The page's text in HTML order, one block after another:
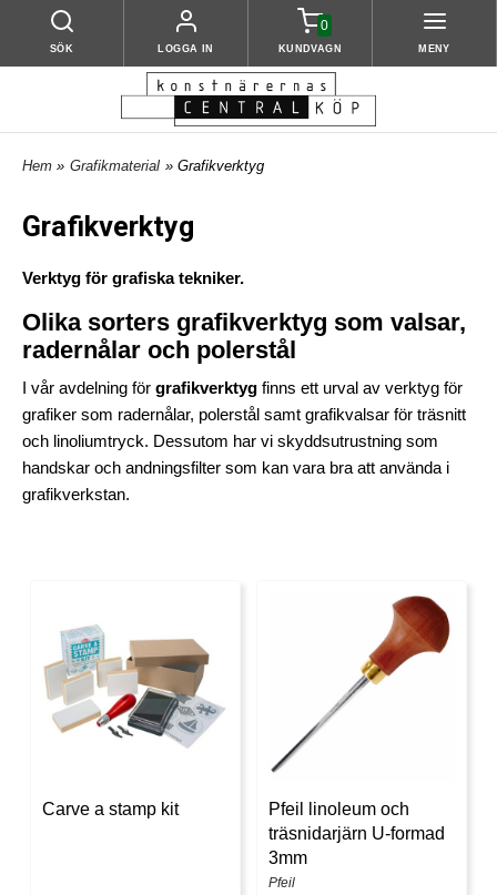
SÖK LOGGA IN
0
KUNDVAGN MENY
Hem » Grafikmaterial » Grafikverktyg
Grafikverktyg
Verktyg för grafiska tekniker.
Olika sorters grafikverktyg som valsar,
radernålar och polerstål
I vår avdelning för grafikverktyg finns ett urval av verktyg för
grafiker som radernålar, polerstål samt grafikvalsar för träsnitt
och linoliumtryck. Dessutom har vi skyddsutrustning som
handskar och andningsfilter som kan vara bra att använda i
grafikverkstan.
Carve a stamp kit
Pfeil linoleum och
träsnidarjärn U-formad
3mm
Pfeil